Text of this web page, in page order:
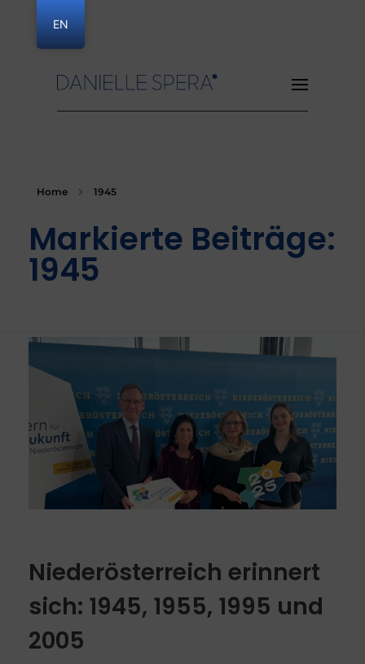
Home 1945
Markierte Beiträge:
1945
Niederösterreich erinnert
sich: 1945, 1955, 1995 und
2005
EN